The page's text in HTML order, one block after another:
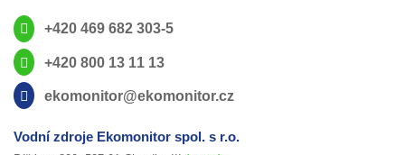
+420 469 682 303-5
+420 800 13 11 13
ekomonitor@ekomonitor.cz
Vodní zdroje Ekomonitor spol. s r.o.